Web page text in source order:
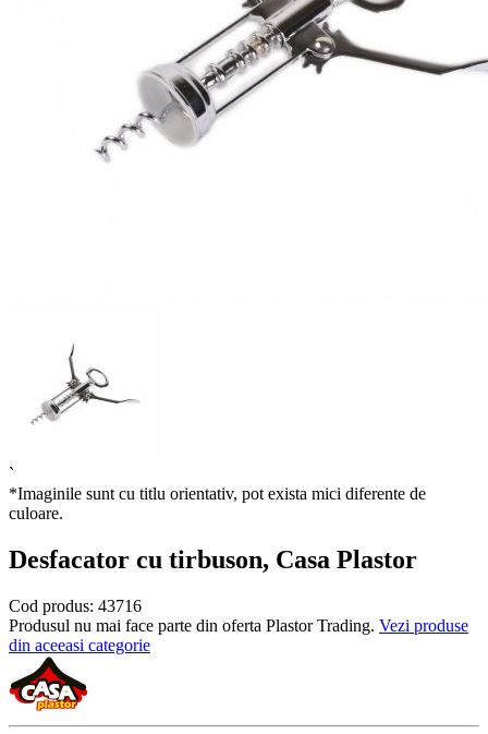
`
*Imaginile sunt cu titlu orientativ, pot exista mici diferente de
culoare.
Desfacator cu tirbuson, Casa Plastor
Cod produs: 43716
Produsul nu mai face parte din oferta Plastor Trading. Vezi produse
din aceeasi categorie